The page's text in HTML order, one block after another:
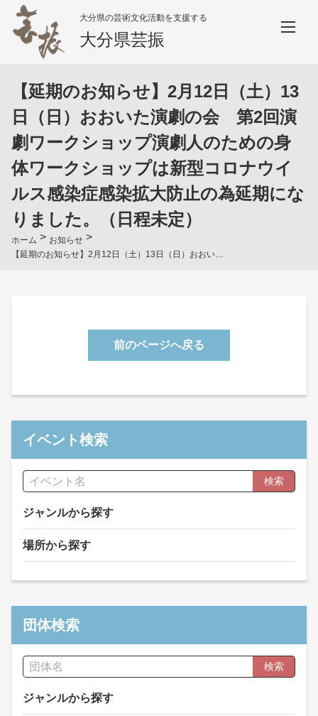
大分県の芸術文化活動を支援する
大分県芸振
【延期のお知らせ】2月12日（土）13
日（日）おおいた演劇の会 第2回演
劇ワークショップ演劇人のための身
体ワークショップは新型コロナウイ
ルス感染症感染拡大防止の為延期にな
りました。（日程未定）
ホーム > お知らせ >
【延期のお知らせ】2月12日（土）13日（日）おおいた演劇の会 第2回演劇ワークショップ演劇人のための身体ワークショップは新型コロナウイルス感染症感染拡大防止の為延期になりました。（日程未定）
前のページへ戻る
イベント検索
検索
ジャンルから探す
場所から探す
団体検索
検索
ジャンルから探す